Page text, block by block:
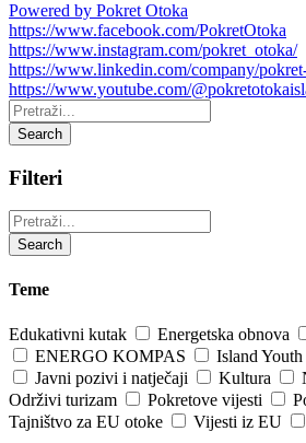
Powered by Pokret Otoka
https://www.facebook.com/PokretOtoka
https://www.instagram.com/pokret_otoka/
https://www.linkedin.com/company/
https://www.youtube.com/
Pretraži:
Search
Filteri
Pretraži:
Search
Teme
Edukativni kutak Energetska obnova
ENERGO KOMPAS
Island Youth
Javni pozivi i natječaji
Kultura
Održivi turizam
Pokretove vijesti
Tajništvo za EU otoke
Vijesti iz EU